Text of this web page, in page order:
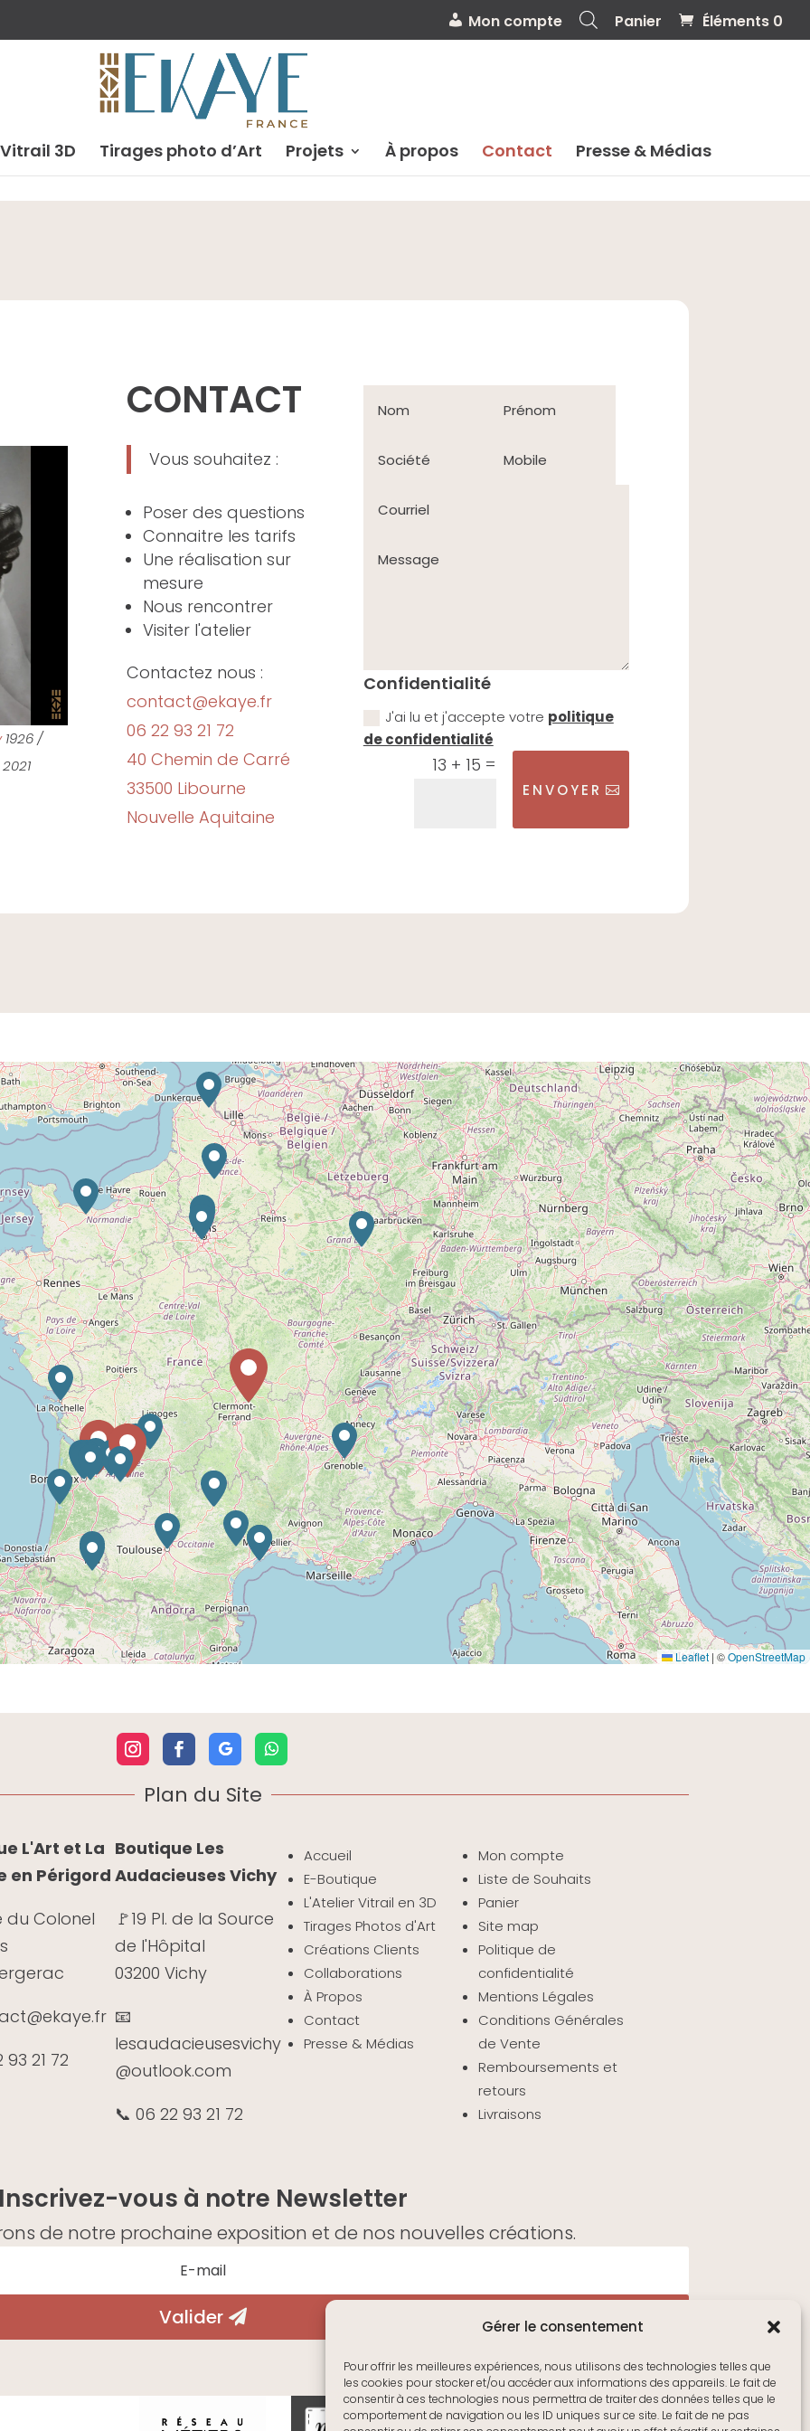
Gérer le consentement
Pour offrir les meilleures expériences, nous utilisons des technologies telles que
les cookies pour stocker et/ou accéder aux informations des appareils. Le fait de
consentir à ces technologies nous permettra de traiter des données telles que le
comportement de navigation ou les ID uniques sur ce site. Le fait de ne pas
Mon compte Panier Éléments 0
3D Tirages photo d’Art Projets À propos Contact Presse & Médias
1926 /
CONTACT
Vous souhaitez :
Poser des questions
Connaitre les tarifs
Une réalisation sur
mesure
Nous rencontrer
Visiter l'atelier
Contactez nous :
contact@ekaye.fr
06 22 93 21 72
40 Chemin de Carré
33500 Libourne
Nouvelle Aquitaine
Confidentialité
J'ai lu et j'accepte votre politique
de confidentialité
13 + 15 =
ENVOYER
Leaflet | ©OpenStreetMap
Plan du Site
L'Art et La
en Périgord
du Colonel
93 21 72
Boutique Les
Audacieuses Vichy
🚩19 Pl. de la Source
de l'Hôpital
03200 Vichy
📧
lesaudacieusesvichy
@outlook.com
📞 06 22 93 21 72
Accueil
E-Boutique
L'Atelier Vitrail en 3D
Tirages Photos d'Art
Créations Clients
Collaborations
À Propos
Contact
Presse & Médias
Mon compte
Liste de Souhaits
Panier
Site map
Politique de
confidentialité
Mentions Légales
Conditions Générales
de Vente
Remboursements et
retours
Livraisons
vous à notre Newsletter
de notre prochaine exposition et de nos nouvelles créations.
Valider